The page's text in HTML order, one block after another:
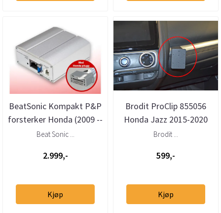
BeatSonic Kompakt P&P
forsterker Honda (2009 --
>) u/aktivt hø
Beat Sonic ...
2.999,-
Kjøp
Brodit ProClip 855056
Honda Jazz 2015-2020
Vinklet
Brodit ...
599,-
Kjøp